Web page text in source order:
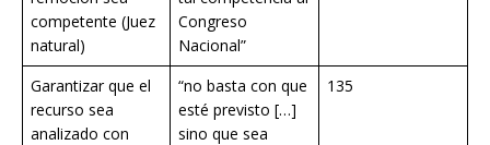
competente (Juez
natural)
Congreso
Nacional”
Garantizar que el
recurso sea
analizado con
“no basta con que
esté previsto […]
sino que sea
135